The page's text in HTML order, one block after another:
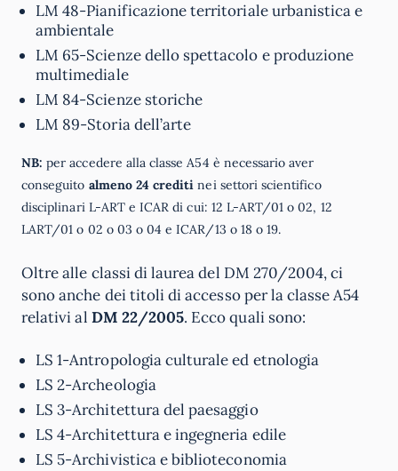
LM 48-Pianificazione territoriale urbanistica e
ambientale
LM 65-Scienze dello spettacolo e produzione
multimediale
LM 84-Scienze storiche
LM 89-Storia dell’arte
NB: per accedere alla classe A54 è necessario aver
conseguito almeno 24 crediti nei settori scientifico
disciplinari L-ART e ICAR di cui: 12 L-ART/01 o 02, 12
LART/01 o 02 o 03 o 04 e ICAR/13 o 18 o 19.
Oltre alle classi di laurea del DM 270/2004, ci
sono anche dei titoli di accesso per la classe A54
relativi al DM 22/2005. Ecco quali sono:
LS 1-Antropologia culturale ed etnologia
LS 2-Archeologia
LS 3-Architettura del paesaggio
LS 4-Architettura e ingegneria edile
LS 5-Archivistica e biblioteconomia